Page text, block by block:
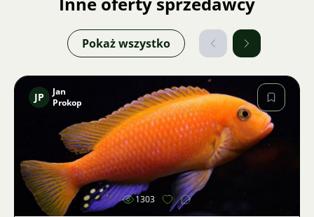
Pokaż wszystko
Zdjęcie
JP
Jan
Prokop
1303